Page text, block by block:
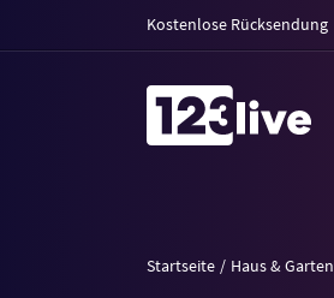
Kostenlose Rücksendung
Startseite Haus & Garten